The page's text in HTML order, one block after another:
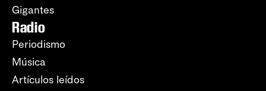
Gigantes
Radio
Periodismo
Música
Artículos leídos